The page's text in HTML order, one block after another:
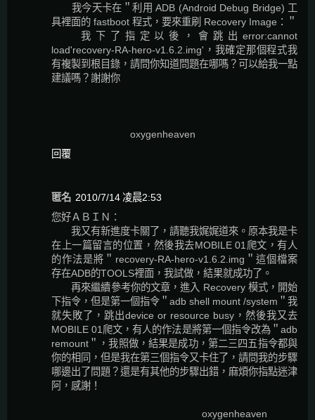
我今天卡在＂利用 ADB (Android Debug Bridge) 工
具裡面的 fastboot 程式，要來重刷 Recovery Image：＂
我下了指定以後，會跳出error:cannot
load'recovery-RA-hero-v1.6.2.img'，我確定那個程式我
有複製到根目錄，請問你知道問題在哪嗎？可以給我一點
建議嗎？謝謝你
oxygenheaven
回覆
匿名 2010/7/14 凌晨2:53
您好ＡＢＩＮ：
我又有新進度卡關了，請聽我娓娓道來。原本我是卡
在上一篇留言的位置，然後我去MOBILE 01爬文，有人
的作法是將＂recovery-RA-hero-v1.6.2.img＂這個檔案
存在ADB的TOOLS裡面，我試做，結果就成功了。
再來繼續參考你的文章，進入 Recovery 模式，開始
下指令，但是第一個指令＂adb shell mount /system＂我
就失敗了，跳出device or resource busy，然後我又去
MOBILE 01爬文，有人的作法是將第一個指令改為＂adb
remount＂，我照做，結果是成功，第二三四五指令都與
你的相同，但是我在第三個指令又卡住了，請問我的步驟
哪邊出了問題？還是有其他的步驟出錯，麻煩你指點迷津
阿，感謝！
oxygenheaven